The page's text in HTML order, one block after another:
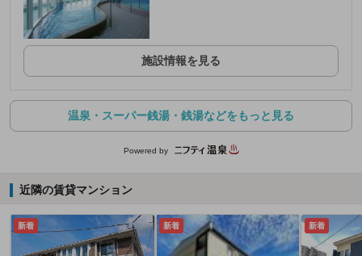
施設情報を見る
温泉・スーパー銭湯・銭湯などをもっと見る
Powered by
近隣の賃貸マンション
新着 新着 新着